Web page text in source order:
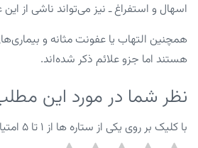
اسهال و استفراغ‌ ـ نیز می‌تواند ناشی از
همچنین التهاب یا عفونت مثانه و
هستند اما جزو علائم ذکر شده‌اند.
نظر شما در مورد این
با کلیک بر روی یکی از ستاره ها از ۱ تا ۵ امتیاز دهید :